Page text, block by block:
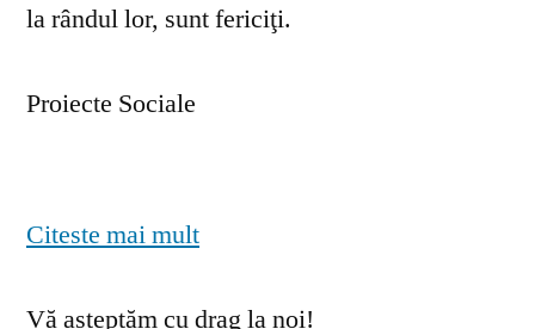
la rândul lor, sunt fericiţi.
Proiecte Sociale
Citeste mai mult
Vă așteptăm cu drag la noi!